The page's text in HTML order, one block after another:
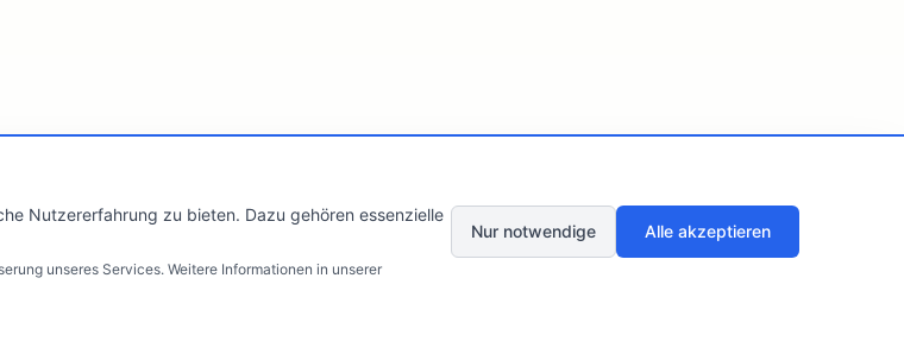
Nutzererfahrung zu bieten. Dazu gehören essenzielle
unseres Services. Weitere Informationen in unserer
Nur notwendige Alle akzeptieren